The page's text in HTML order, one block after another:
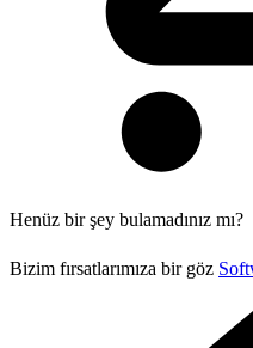
Henüz bir şey bulamadınız mı?
Bizim fırsatlarımıza bir göz